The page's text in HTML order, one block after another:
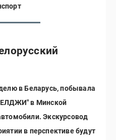
в Беларусь, побывала
в Минской
Экскурсовод
в перспективе будут